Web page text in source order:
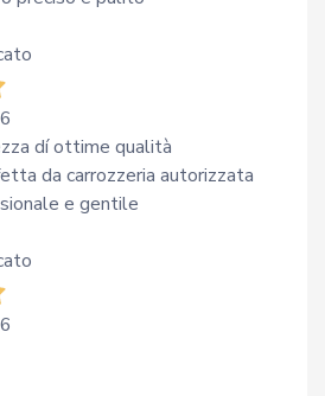
dí ottime qualità
da carrozzeria autorizzata
e gentile